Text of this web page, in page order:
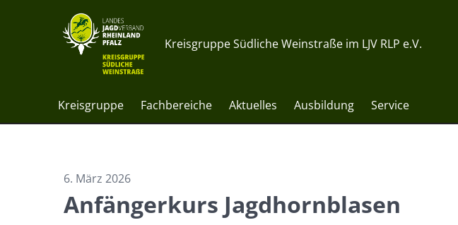
Kreisgruppe Südliche Weinstraße im LJV RLP e.V.
Kreisgruppe Fachbereiche Aktuelles Ausbildung Service
6. März 2026
Anfängerkurs Jagdhornblasen